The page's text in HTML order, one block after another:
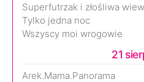
Superfutrzak i złośliwa
Tylko jedna noc
Wszyscy moi wrogowie
21
Arek.Mama.Panorama